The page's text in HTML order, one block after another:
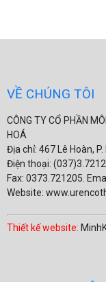
VỀ CHÚNG TÔI
CÔNG TY CỔ PHẦN
HOÁ
Địa chỉ: 467 Lê Hoàn,
Điện thoại:
Fax: 0373.721205.
Website:
Thiết kế website: